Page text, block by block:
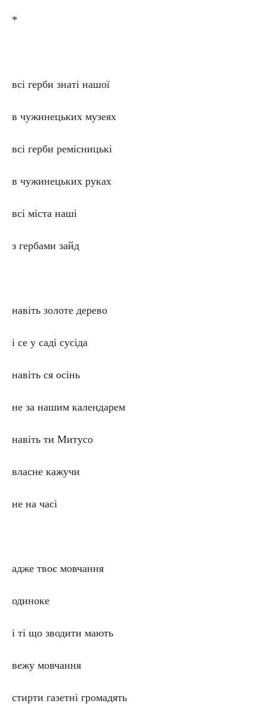
*
всі герби знаті нашої
в чужинецьких музеях
всі герби ремісницькі
в чужинецьких руках
всі міста наші
з гербами зайд
навіть золоте дерево
і се у саді сусіда
навіть ся осінь
не за нашим календарем
навіть ти Митусо
власне кажучи
не на часі
адже твоє мовчання
одиноке
і ті що зводити мають
вежу мовчання
стирти газетні громадять